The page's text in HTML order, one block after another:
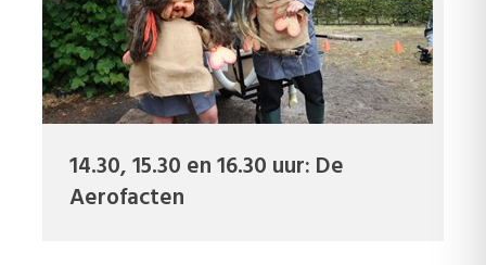
14.30, 15.30 en 16.30 uur: De
Aerofacten